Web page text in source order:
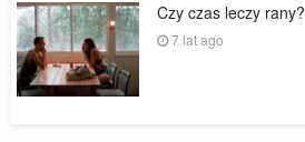
Czy czas leczy rany?
7 lat ago